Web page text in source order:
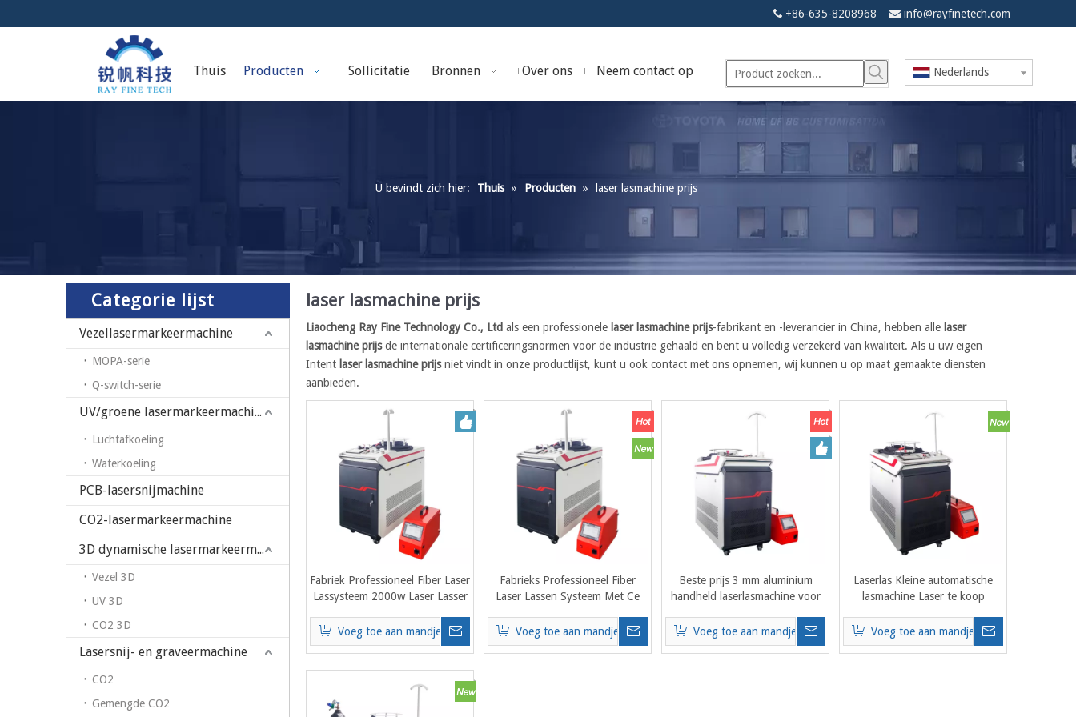
 +86-635-8208968  info@rayfinetech.com
Thuis Producten Sollicitatie Bronnen Over ons Neem contact op Nederlands
U bevindt zich hier: Thuis » Producten » laser lasmachine prijs
Categorie lijst
Vezellasermarkeermachine
MOPA-serie
Q-switch-serie
UV/groene lasermarkeermachine
Luchtafkoeling
Waterkoeling
PCB-lasersnijmachine
CO2-lasermarkeermachine
3D dynamische lasermarkeermachine
Vezel 3D
UV 3D
CO2 3D
Lasersnij- en graveermachine
CO2
Gemengde CO2
laser lasmachine prijs
Liaocheng Ray Fine Technology Co., Ltd als een professionele laser lasmachine prijs-fabrikant en -leverancier in China, hebben alle laser
lasmachine prijsde internationale certificeringsnormen voor de industrie gehaald en bent u volledig verzekerd van kwaliteit. Als u uw eigen
Intent laser lasmachine prijsniet vindt in onze productlijst, kunt u ook contact met ons opnemen, wij kunnen u op maat gemaakte diensten
aanbieden.
Fabriek Professioneel Fiber Laser
Lassysteem 2000w Laser Lasser
Voeg toe aan mandje
Fabrieks Professioneel Fiber
Laser Lassen Systeem Met Ce
Prijs:
Voeg toe aan mandje
Beste prijs 3 mm aluminium
handheld laserlasmachine voor
Voeg toe aan mandje
Laserlas Kleine automatische
lasmachine Laser te koop
Voeg toe aan mandje